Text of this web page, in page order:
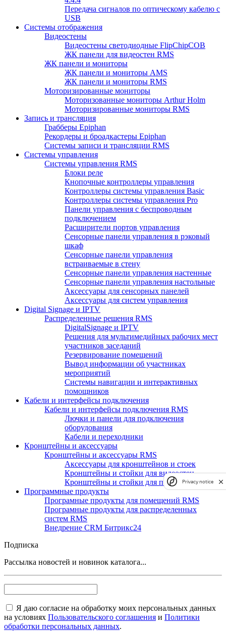
Передача сигналов по оптическому кабелю с
USB
Системы отображения
Видеостены
Видеостены светодиодные FlipChipCOB
ЖК панели для видеостен RMS
ЖК панели и мониторы
ЖК панели и мониторы AMS
ЖК панели и мониторы RMS
Моторизированные мониторы
Моторизованные мониторы Arthur Holm
Моторизированные мониторы RMS
Запись и трансляция
Грабберы Epiphan
Рекордеры и броадкастеры Epiphan
Системы записи и трансляции RMS
Системы управления
Системы управления RMS
Блоки реле
Кнопочные контроллеры управления
Контроллеры системы управления Basic
Контроллеры системы управления Pro
Панели управления с беспроводным
подключением
Расширители портов управления
Сенсорные панели управления в рэковый
шкаф
Сенсорные панели управления
встраиваемые в стену
Сенсорные панели управления настенные
Сенсорные панели управления настольные
Аксессуары для сенсорных панелей
Аксессуары для систем управления
Digital Signage и IPTV
Распределенные решения RMS
DigitalSignage и IPTV
Решения для мультимедийных рабочих мест
участников заседаний
Резервирование помещений
Вывод информации об участниках
мероприятий
Системы навигации и интерактивных
помощников
Кабели и интерфейсы подключения
Кабели и интерфейсы подключения RMS
Лючки и панели для подключения
оборудования
Кабели и переходники
Кронштейны и аксессуары
Кронштейны и аксессуары RMS
Аксессуары для кронштейнов и стоек
Кронштейны и стойки для видеостен
Кронштейны и стойки для панелей
Программные продукты
Програмные продукты для помещений RMS
Програмные продукты для распределенных
систем RMS
Внедрение CRM Битрикс24
Подписка
Рассылка новостей и новинок каталога...
Я даю согласие на обработку моих персональных данных
на условиях Пользовательского соглашения и Политики
обработки персональных данных.
Privacy notice